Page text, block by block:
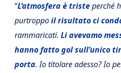
“L’atmosfera è tristeperché
purtroppoil risultato ci
rammaricati. Li avevamo
hanno fatto gol sull’unico
porta. Io titolare adesso? Io